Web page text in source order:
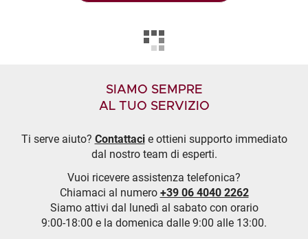
SIAMO SEMPRE
AL TUO SERVIZIO
Ti serve aiuto? Contattacie ottieni supporto immediato
dal nostro team di esperti.
Vuoi ricevere assistenza telefonica?
Chiamaci al numero +39 06 4040 2262
Siamo attivi dal lunedì al sabato con orario
9:00-18:00 e la domenica dalle 9:00 alle 13:00.